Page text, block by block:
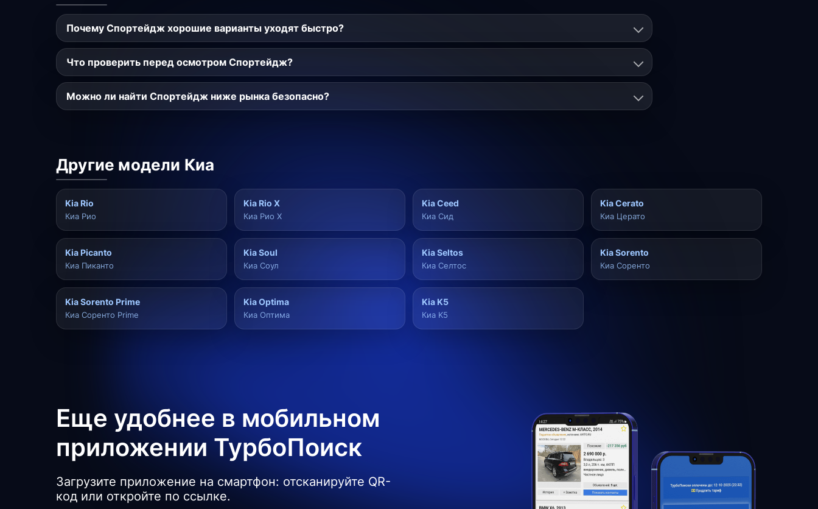
Почему Спортейдж хорошие варианты уходят быстро?
Что проверить перед осмотром Спортейдж?
Можно ли найти Спортейдж ниже рынка безопасно?
Другие модели Киа
Kia Rio
Киа Рио
Kia Rio X
Киа Рио X
Kia Ceed
Киа Сид
Kia Cerato
Киа Церато
Kia Picanto
Киа Пиканто
Kia Soul
Киа Соул
Kia Seltos
Киа Селтос
Kia Sorento
Киа Соренто
Kia Sorento Prime
Киа Соренто Prime
Kia Optima
Киа Оптима
Kia K5
Киа K5
Еще удобнее в мобильном
приложении ТурбоПоиск
Загрузите приложение на смартфон: отсканируйте QR-
код или откройте по ссылке.